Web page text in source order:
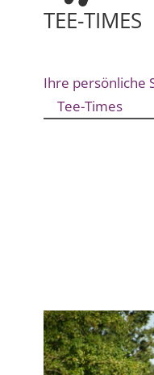
TEE-TIMES
Ihre persönliche
Tee-Times